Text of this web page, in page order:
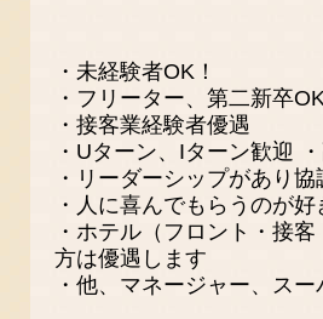
・未経験者OK！
・フリーター、第二新卒
・接客業経験者優遇
・Uターン、Iターン歓迎
・リーダーシップがあり
・人に喜んでもらうのが好
・ホテル（フロント・接
方は優遇します
・他、マネージャー、ス